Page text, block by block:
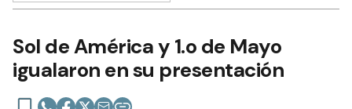
Sol de América y 1.o de Mayo
igualaron en su presentación